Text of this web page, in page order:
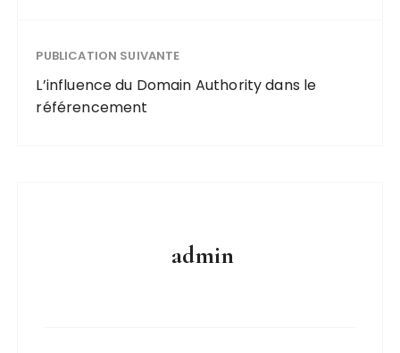
PUBLICATION SUIVANTE
L’influence du Domain Authority dans le
référencement
admin